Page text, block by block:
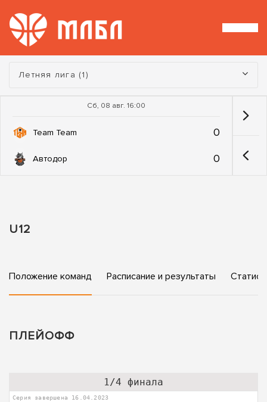
Турнир:
Летняя лига (1)
Сб, 08 авг. 16:00
Team Team 0
Автодор 0
U12
Положение команд Расписание и результаты
ПЛЕЙОФФ
1/4 финала
Серия завершена 16.04.2023